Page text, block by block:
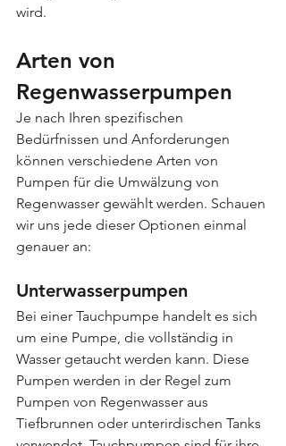
wird.
Arten von
Regenwasserpumpen
Je nach Ihren spezifischen
Bedürfnissen und Anforderungen
können verschiedene Arten von
Pumpen für die Umwälzung von
Regenwasser gewählt werden. Schauen
wir uns jede dieser Optionen einmal
genauer an:
Unterwasserpumpen
Bei einer Tauchpumpe handelt es sich
um eine Pumpe, die vollständig in
Wasser getaucht werden kann. Diese
Pumpen werden in der Regel zum
Pumpen von Regenwasser aus
Tiefbrunnen oder unterirdischen Tanks